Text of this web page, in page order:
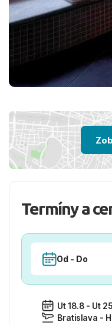
Termíny a
Od - Do
Ut 18.8 - Ut
Bratislava -